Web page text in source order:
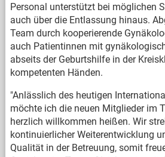
Personal unterstützt bei möglichen
auch über die Entlassung hinaus.
Team durch kooperierende
auch Patientinnen mit
abseits der Geburtshilfe in der
kompetenten Händen.
"Anlässlich des heutigen
möchte ich die neuen Mitglieder im
herzlich willkommen heißen. Wir
kontinuierlicher Weiterentwicklung
Qualität in der Betreuung, somit